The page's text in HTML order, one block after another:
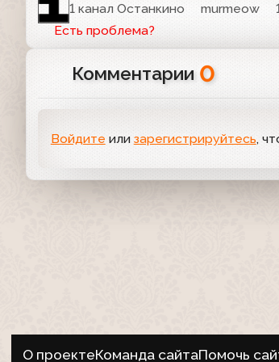
1 канал Останкино murmeow
Есть проблема?
Комментарии 0
Войдите или зарегистрируйтесь,
О проектеКоманда сайтаПомочь